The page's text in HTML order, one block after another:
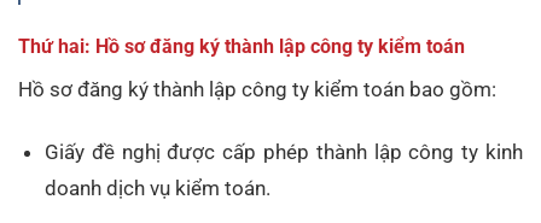
Thứ hai: Hồ sơ đăng ký thành lập công ty kiểm toán
Hồ sơ đăng ký thành lập công ty kiểm toán bao gồm:
Giấy đề nghị được cấp phép thành lập công ty kinh
doanh dịch vụ kiểm toán.